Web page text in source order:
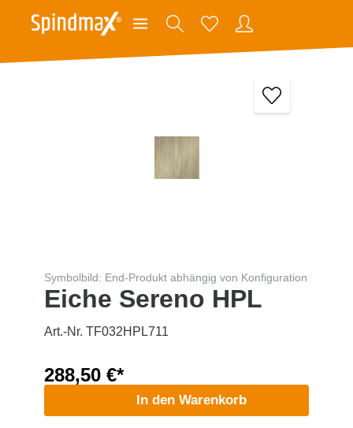
Symbolbild: End-Produkt abhängig von Konfiguration
Eiche Sereno HPL
Art.-Nr. TF032HPL711
288,50 €*
In den Warenkorb